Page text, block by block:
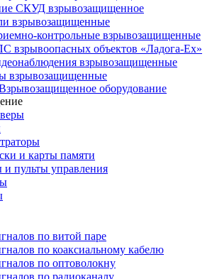
СКУД взрывозащищенное
взрывозащищенные
контрольные взрывозащищенные
взрывоопасных объектов «Ладога-Ex»
взрывозащищенные
взрывозащищенные
оборудование
и карты памяти
и пульты управления
по витой паре
по коаксиальному кабелю
по оптоволокну
по радиоканалу